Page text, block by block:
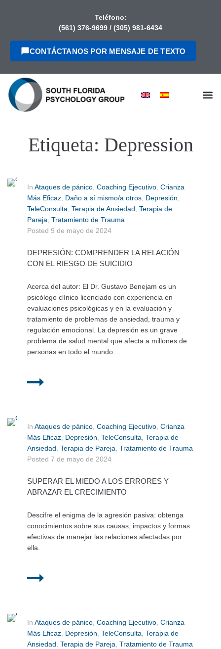
Teléfono:
(561) 376-9699 / (305) 981-6434
CONTÁCTANOS POR MENSAJE DE TEXTO
Etiqueta: Depression
In Ataques de pánico Coaching Ejecutivo Crianza
Más Eficaz Daño a sí mismo/a otros Depresión
TeleConsulta Terapia de Ansiedad Terapia de
Pareja Tratamiento de Trauma
Posted 9 de mayo de 2024
DEPRESIÓN: COMPRENDER LA RELACIÓN
CON EL RIESGO DE SUICIDIO
Acerca del autor: El Dr. Gustavo Benejam es un
psicólogo clínico licenciado con experiencia en
evaluaciones psicológicas y en la evaluación y
tratamiento de problemas de ansiedad, trauma y
regulación emocional. La depresión es un grave
problema de salud mental que afecta a millones de
personas en todo el mundo....
In Ataques de pánico Coaching Ejecutivo Crianza
Más Eficaz Depresión TeleConsulta Terapia de
Ansiedad Terapia de Pareja Tratamiento de Trauma
Posted 7 de mayo de 2024
SUPERAR EL MIEDO A LOS ERRORES Y
ABRAZAR EL CRECIMIENTO
Descifre el enigma de la agresión pasiva: obtenga
conocimientos sobre sus causas, impactos y formas
efectivas de manejar las relaciones afectadas por
ella.
In Ataques de pánico Coaching Ejecutivo Crianza
Más Eficaz Depresión TeleConsulta Terapia de
Ansiedad Terapia de Pareja Tratamiento de Trauma